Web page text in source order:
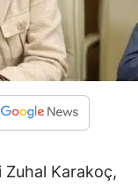
Zuhal Karakoç,